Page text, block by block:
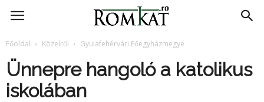
RomKat.ro
Főoldal Közelről Gyulafehérvári Főegyházmegye
Ünnepre hangoló a katolikus
iskolában